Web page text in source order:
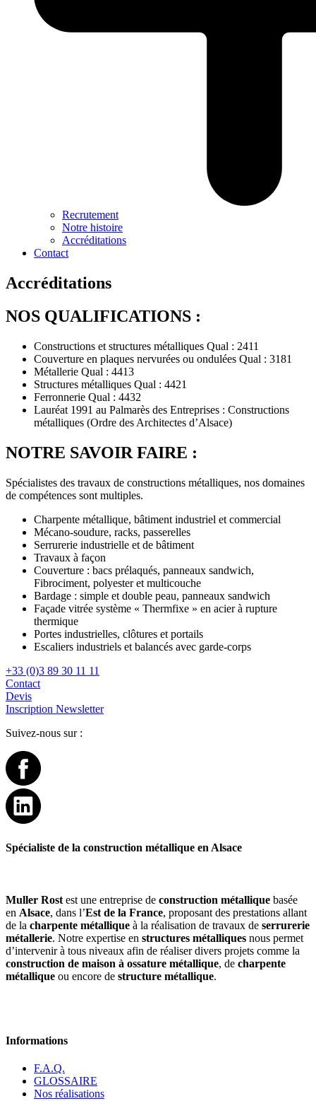
Recrutement
Notre histoire
Accréditations
Contact
Accréditations
NOS QUALIFICATIONS :
Constructions et structures métalliques Qual : 2411
Couverture en plaques nervurées ou ondulées Qual : 3181
Métallerie Qual : 4413
Structures métalliques Qual : 4421
Ferronnerie Qual : 4432
Lauréat 1991 au Palmarès des Entreprises : Constructions
métalliques (Ordre des Architectes d’Alsace)
NOTRE SAVOIR FAIRE :
Spécialistes des travaux de constructions métalliques, nos domaines
de compétences sont multiples.
Charpente métallique, bâtiment industriel et commercial
Mécano-soudure, racks, passerelles
Serrurerie industrielle et de bâtiment
Travaux à façon
Couverture : bacs prélaqués, panneaux sandwich,
Fibrociment, polyester et multicouche
Bardage : simple et double peau, panneaux sandwich
Façade vitrée système « Thermfixe » en acier à rupture
thermique
Portes industrielles, clôtures et portails
Escaliers industriels et balancés avec garde-corps
+33 (0)3 89 30 11 11
Contact
Devis
Inscription Newsletter
Suivez-nous sur :
Spécialiste de la construction métallique en Alsace
Muller Rost est une entreprise de construction métallique basée
en Alsace, dans l’Est de la France, proposant des prestations allant
de la charpente métallique à la réalisation de travaux de serrurerie
métallerie. Notre expertise en structures métalliques nous permet
d’intervenir à tous niveaux afin de réaliser divers projets comme la
construction de maison à ossature métallique, de charpente
métallique ou encore de structure métallique.
Informations
F.A.Q.
GLOSSAIRE
Nos réalisations